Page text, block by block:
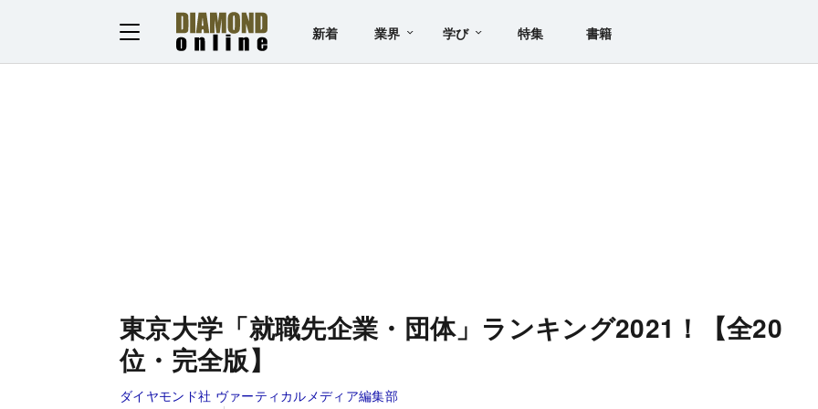
新着 業界 学び 特集 書籍
東京大学「就職先企業・団体」ランキング2021！【全20
位・完全版】
ダイヤモンド社 ヴァーティカルメディア編集部